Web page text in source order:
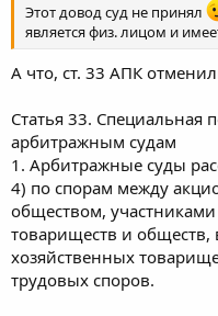
Этот довод суд не принял
является физ. лицом и
А что, ст. 33 АПК
Статья 33. Специальная
арбитражным судам
1. Арбитражные суды
4) по спорам между
обществом,
товариществ и
хозяйственных
трудовых споров.